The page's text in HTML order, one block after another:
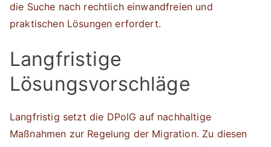
die Suche nach rechtlich einwandfreien und
praktischen Lösungen erfordert.
Langfristige
Lösungsvorschläge
Langfristig setzt die DPolG auf nachhaltige
Maßnahmen zur Regelung der Migration. Zu diesen